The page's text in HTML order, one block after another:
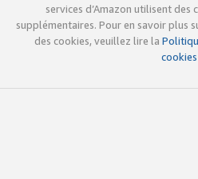
services d’Amazon utilisent
supplémentaires. Pour en savoir plus
des cookies, veuillez lire la
cookies